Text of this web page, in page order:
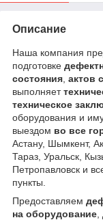
Описание
Наша компания
подготовке
состояния актов
выполняет
техническое
оборудования и
выездом во все
Астану, Шымкент,
Тараз, Уральск,
Петропавловск и
пункты.
Предоставляем
на оборудование